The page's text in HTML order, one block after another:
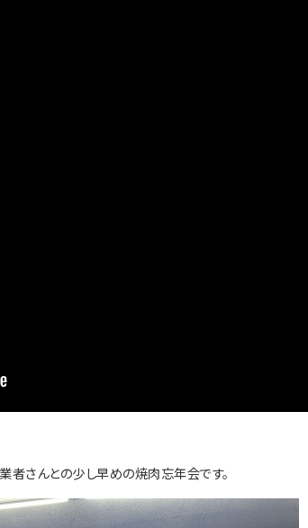
者さんとの少し早めの焼肉忘年会です。